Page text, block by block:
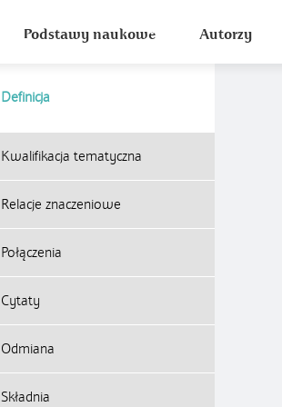
Podstawy naukowe Autorzy
Definicja
Kwalifikacja tematyczna
Relacje znaczeniowe
Połączenia
Cytaty
Odmiana
Składnia